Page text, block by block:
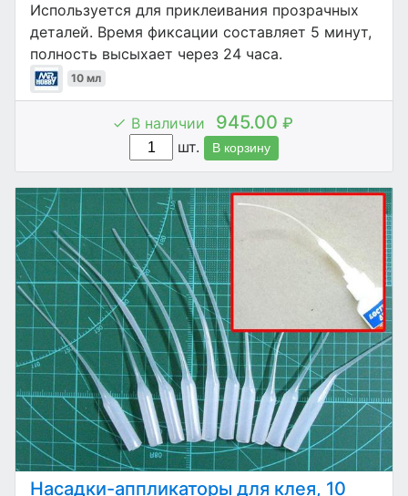
Используется для приклеивания прозрачных
деталей. Время фиксации составляет 5 минут,
полность высыхает через 24 часа.
10 мл
В наличии 945.00 ₽
шт.
В корзину
Насадки-аппликаторы для клея, 10